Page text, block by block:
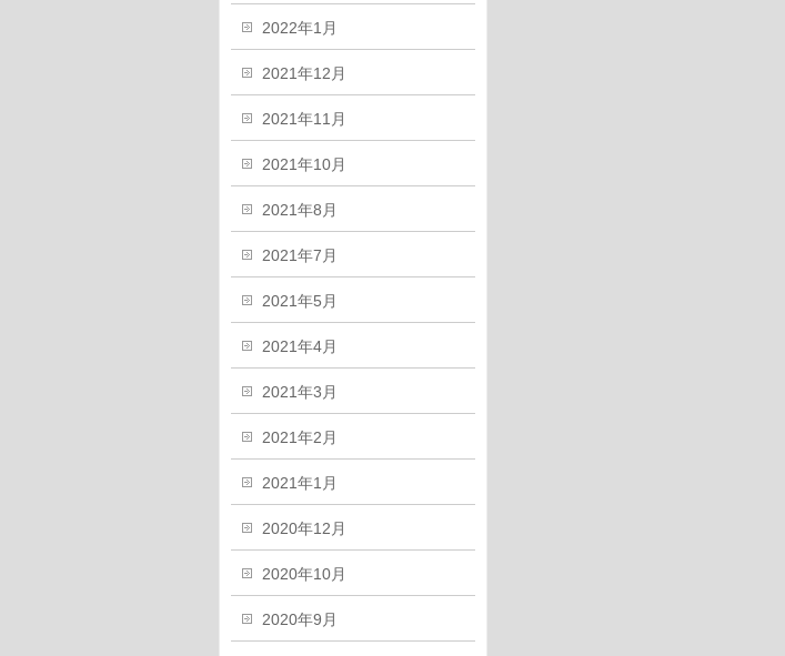
2022年1月
2021年12月
2021年11月
2021年10月
2021年8月
2021年7月
2021年5月
2021年4月
2021年3月
2021年2月
2021年1月
2020年12月
2020年10月
2020年9月